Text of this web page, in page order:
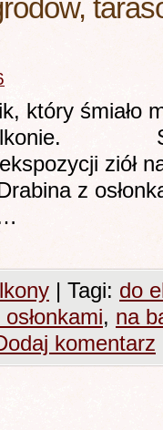
śmiało
balkonie.
ziół
osłonkami
| Tagi: do
, na
komentarz